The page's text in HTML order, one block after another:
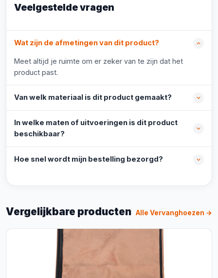
Veelgestelde vragen
Wat zijn de afmetingen van dit product?
Meet altijd je ruimte om er zeker van te zijn dat het
product past.
Van welk materiaal is dit product gemaakt?
In welke maten of uitvoeringen is dit product
beschikbaar?
Hoe snel wordt mijn bestelling bezorgd?
Vergelijkbare producten Alle Vervanghoezen →